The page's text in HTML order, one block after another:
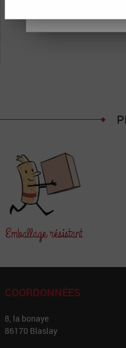
Emballagerésistant
COORDONNÉES
8, la bonaye
86170 Blaslay